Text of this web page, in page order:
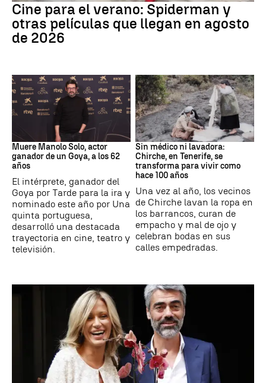
Cine para el verano: Spiderman y
otras películas que llegan en agosto
de 2026
Actor
Muere Manolo Solo, actor
ganador de un Goya, a los 62
años
El intérprete, ganador del
Goya por Tarde para la ira y
nominado este año por Una
quinta portuguesa,
desarrolló una destacada
trayectoria en cine, teatro y
televisión.
Canarias
Sin médico ni lavadora:
Chirche, en Tenerife, se
transforma para vivir como
hace 100 años
Una vez al año, los vecinos
de Chirche lavan la ropa en
los barrancos, curan de
empacho y mal de ojo y
celebran bodas en sus
calles empedradas.